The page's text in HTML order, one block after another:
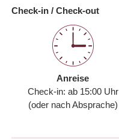
Check-in / Check-out
Anreise
Check-in: ab 15:00 Uhr
(oder nach Absprache)